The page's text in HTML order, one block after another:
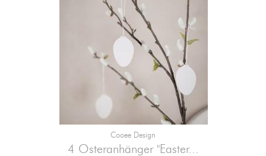
Cooee Design
4 Osteranhänger "Easter...